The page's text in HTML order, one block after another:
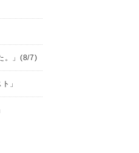
。」(8/7)
」